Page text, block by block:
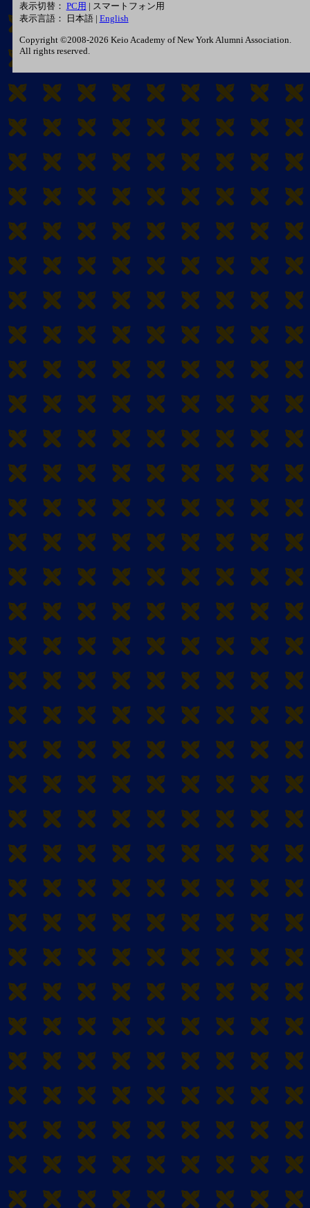
表示切替： PC用 | スマートフォン用
表示言語： 日本語 | English
Copyright ©2008-2026 Keio Academy of New York Alumni Association.
All rights reserved.